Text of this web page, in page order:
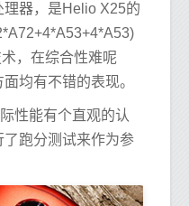
器，是Helio X25的
，在综合性难呢
均有不错的表现。
性能有个直观的认
跑分测试来作为参